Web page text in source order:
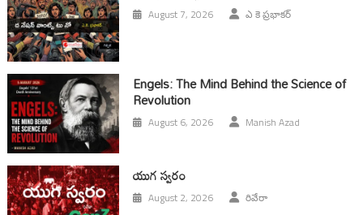
August 7, 2026 ఎ కె ప్రభాకర్
Engels: The Mind Behind the Science of
Revolution
August 6, 2026 Manish Azad
యుగ స్వ‌రం
August 2, 2026 రివేరా